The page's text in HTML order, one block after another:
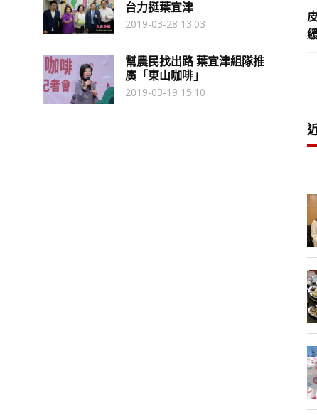
台力挺葉宜津
2019-03-28 13:03
幫農民找出路 葉宜津組隊推
廣「東山咖啡」
2019-03-19 15:10